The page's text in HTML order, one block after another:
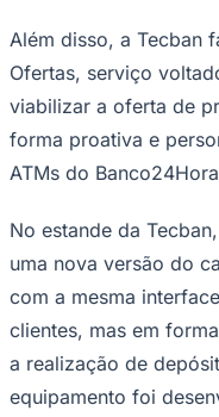
viabilizar a oferta de
forma proativa e
ATMs do
No estande da
com a mesma
clientes, mas em
a realização de
equipamento foi
estabelecimentos
menor. A tecnologia